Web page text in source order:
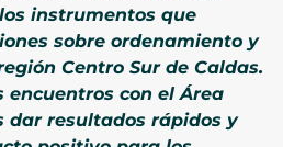
instrumentos que
sobre ordenamiento y
Centro Sur de Caldas.
encuentros con el Área
dar resultados rápidos y